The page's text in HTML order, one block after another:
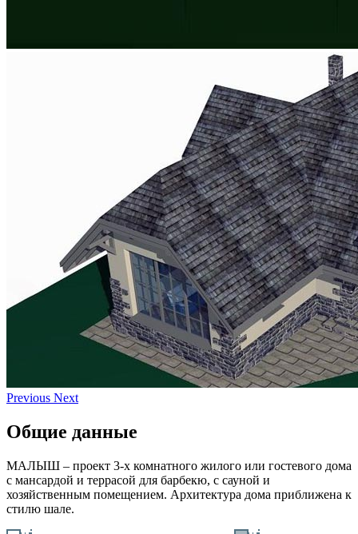
Previous Next
Общие данные
МАЛЫШ – проект 3-х комнатного жилого или гостевого дома
с мансардой и террасой для барбекю, с сауной и
хозяйственным помещением. Архитектура дома приближена к
стилю шале.